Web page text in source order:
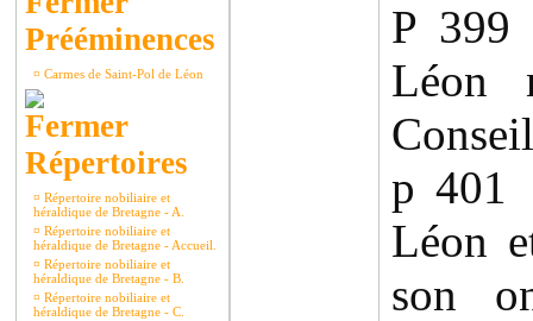
Prééminences
¤ Carmes de Saint-Pol de Léon
Répertoires
¤ Répertoire nobiliaire et
héraldique de Bretagne - A.
¤ Répertoire nobiliaire et
héraldique de Bretagne - Accueil.
¤ Répertoire nobiliaire et
héraldique de Bretagne - B.
¤ Répertoire nobiliaire et
héraldique de Bretagne - C.
P
Léon
p
Léon
son